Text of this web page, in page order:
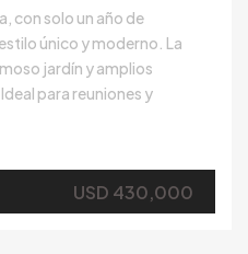
con solo un año de
único y moderno. La
jardín y amplios
para reuniones y
USD 430,000